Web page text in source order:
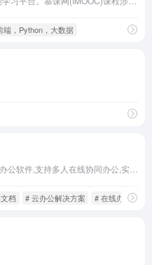
端，Python，大数据
档 # 云办公解决方案 # 在线办公，多